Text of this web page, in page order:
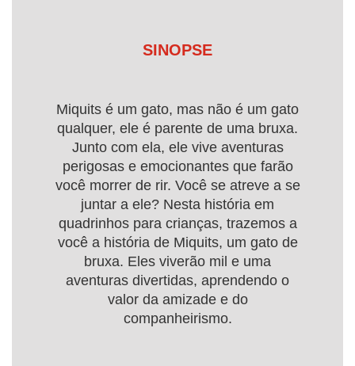
SINOPSE
Miquits é um gato, mas não é um gato
qualquer, ele é parente de uma bruxa.
Junto com ela, ele vive aventuras
perigosas e emocionantes que farão
você morrer de rir. Você se atreve a se
juntar a ele? Nesta história em
quadrinhos para crianças, trazemos a
você a história de Miquits, um gato de
bruxa. Eles viverão mil e uma
aventuras divertidas, aprendendo o
valor da amizade e do
companheirismo.